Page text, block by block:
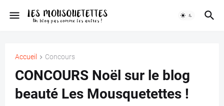
Accueil Concours
CONCOURS Noël sur le blog
beauté Les Mousquetettes !